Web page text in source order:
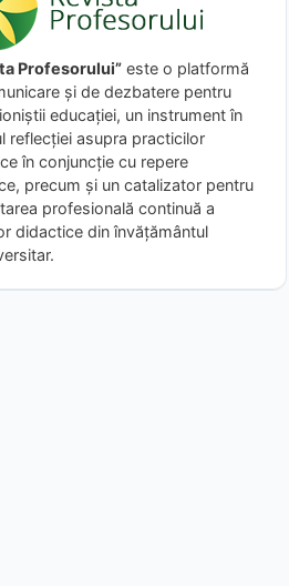
Profesorului” este o platformă
și de dezbatere pentru
educației, un instrument în
reflecției asupra practicilor
în conjuncție cu repere
precum și un catalizator pentru
profesională continuă a
didactice din învățământul